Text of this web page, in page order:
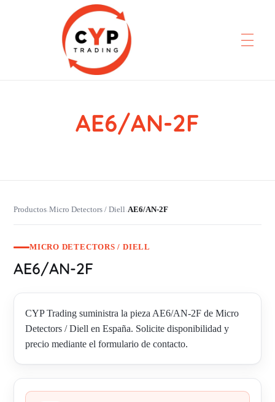
CYP Trading
AE6/AN-2F
Productos›Micro Detectors / Diell›AE6/AN-2F
MICRO DETECTORS / DIELL
AE6/AN-2F
CYP Trading suministra la pieza AE6/AN-2F de Micro
Detectors / Diell en España. Solicite disponibilidad y
precio mediante el formulario de contacto.